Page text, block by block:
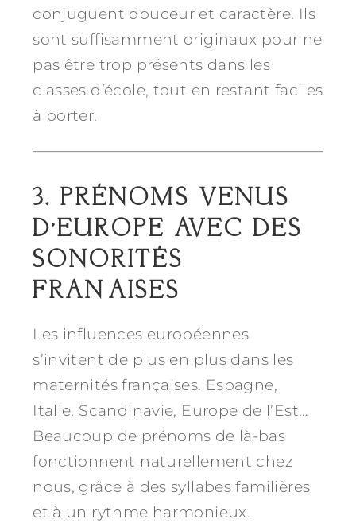
conjuguent douceur et caractère. Ils
sont suffisamment originaux pour ne
pas être trop présents dans les
classes d’école, tout en restant faciles
à porter.
3. PRÉNOMS VENUS
D’EUROPE AVEC DES
SONORITÉS
FRANÇAISES
Les influences européennes
s’invitent de plus en plus dans les
maternités françaises. Espagne,
Italie, Scandinavie, Europe de l’Est…
Beaucoup de prénoms de là-bas
fonctionnent naturellement chez
nous, grâce à des syllabes familières
et à un rythme harmonieux.